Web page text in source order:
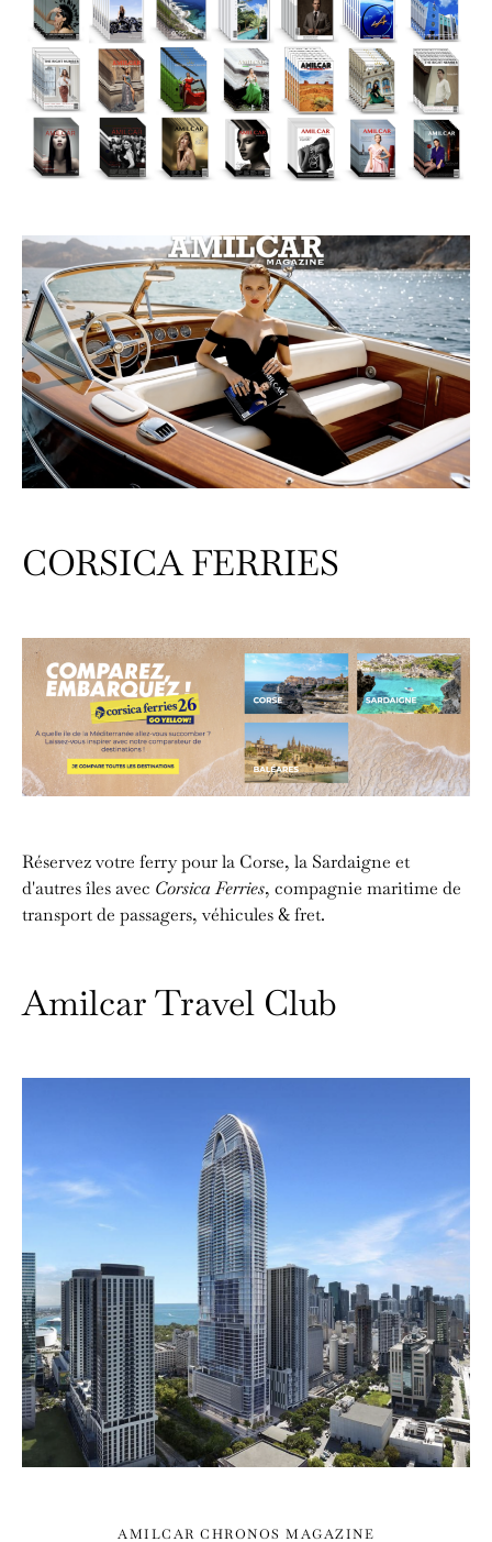
CORSICA FERRIES
Réservez votre ferry pour la Corse, la Sardaigne et
d'autres îles avec Corsica Ferries, compagnie maritime de
transport de passagers, véhicules & fret.
Amilcar Travel Club
AMILCAR CHRONOS MAGAZINE